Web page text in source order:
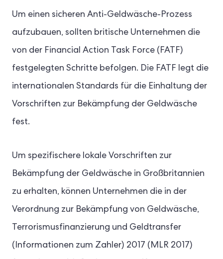
Um einen sicheren Anti-Geldwäsche-Prozess
aufzubauen, sollten britische Unternehmen die
von der Financial Action Task Force (FATF)
festgelegten Schritte befolgen. Die FATF legt die
internationalen Standards für die Einhaltung der
Vorschriften zur Bekämpfung der Geldwäsche
fest.
Um spezifischere lokale Vorschriften zur
Bekämpfung der Geldwäsche in Großbritannien
zu erhalten, können Unternehmen die in der
Verordnung zur Bekämpfung von Geldwäsche,
Terrorismusfinanzierung und Geldtransfer
(Informationen zum Zahler) 2017 (MLR 2017)